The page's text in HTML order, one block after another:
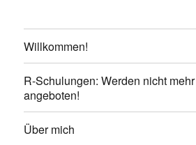
Willkommen!
R-Schulungen: Werden nicht mehr
angeboten!
Über mich